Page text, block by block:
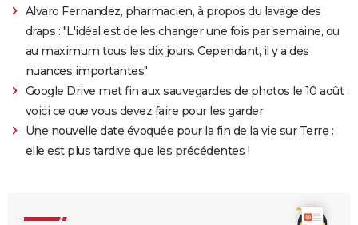
Alvaro Fernandez, pharmacien, à propos du lavage des
draps : "L'idéal est de les changer une fois par semaine, ou
au maximum tous les dix jours. Cependant, il y a des
nuances importantes"
Google Drive met fin aux sauvegardes de photos le 10 août :
voici ce que vous devez faire pour les garder
Une nouvelle date évoquée pour la fin de la vie sur Terre :
elle est plus tardive que les précédentes !